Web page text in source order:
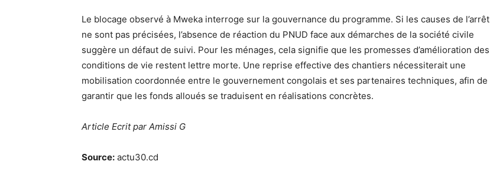
Le blocage observé à Mweka interroge sur la gouvernance du programme. Si les causes de l’arrêt
ne sont pas précisées, l’absence de réaction du PNUD face aux démarches de la société civile
suggère un défaut de suivi. Pour les ménages, cela signifie que les promesses d’amélioration des
conditions de vie restent lettre morte. Une reprise effective des chantiers nécessiterait une
mobilisation coordonnée entre le gouvernement congolais et ses partenaires techniques, afin de
garantir que les fonds alloués se traduisent en réalisations concrètes.
Article Ecrit par Amissi G
Source: actu30.cd